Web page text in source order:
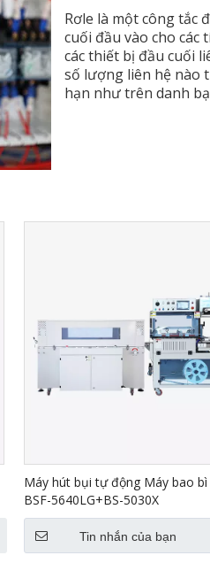
Rơle là một công tắc
cuối đầu vào cho
các thiết bị đầu cuối
số lượng liên hệ nào
hạn như trên danh
Máy hút bụi tự động Máy bao
BSF-5640LG+BS-5030X
Tin nhắn của bạn